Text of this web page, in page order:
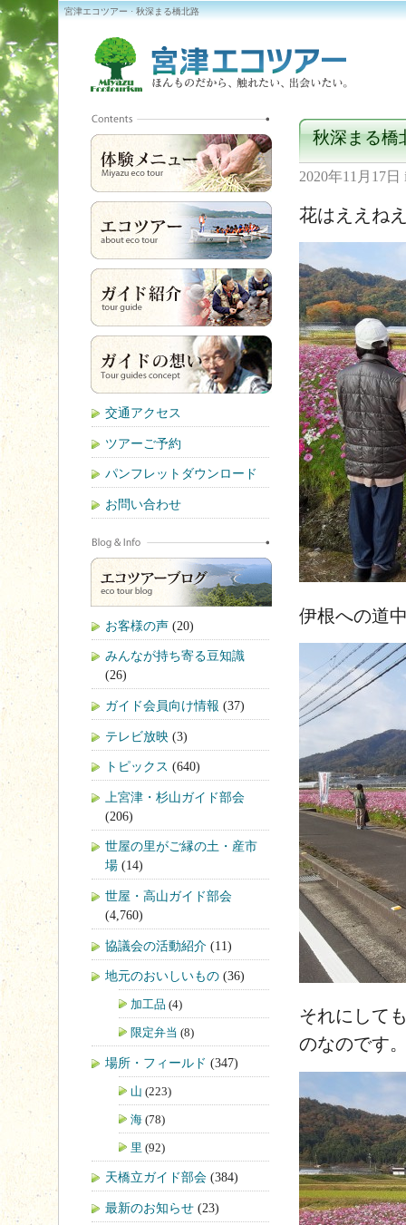
宮津エコツアー · 秋深まる橋北路
秋深まる橋
2020年11月17日
花はええね
伊根への道
それにして
のなのです
交通アクセス
ツアーご予約
パンフレットダウンロード
お問い合わせ
お客様の声 (20)
みんなが持ち寄る豆知識
(26)
ガイド会員向け情報 (37)
テレビ放映 (3)
トピックス (640)
上宮津・杉山ガイド部会
(206)
世屋の里がご縁の土・産市
場 (14)
世屋・高山ガイド部会
(4,760)
協議会の活動紹介 (11)
地元のおいしいもの (36)
加工品 (4)
限定弁当 (8)
場所・フィールド (347)
山 (223)
海 (78)
里 (92)
天橋立ガイド部会 (384)
最新のお知らせ (23)